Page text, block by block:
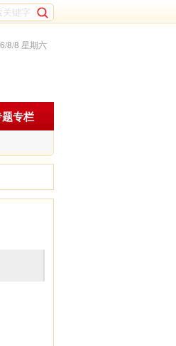
8/8 星期六
专栏